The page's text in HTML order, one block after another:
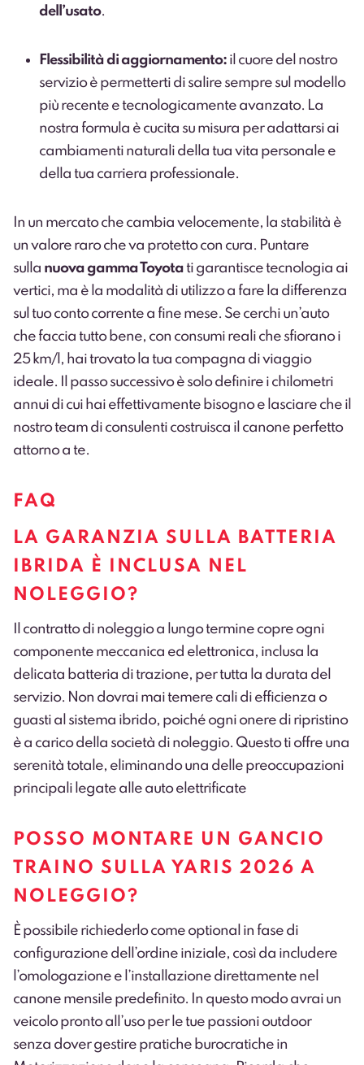
dell’usato.
Flessibilità di aggiornamento: il cuore del nostro
servizio è permetterti di salire sempre sul modello
più recente e tecnologicamente avanzato. La
nostra formula è cucita su misura per adattarsi ai
cambiamenti naturali della tua vita personale e
della tua carriera professionale.
In un mercato che cambia velocemente, la stabilità è
un valore raro che va protetto con cura. Puntare
sulla nuova gamma Toyotati garantisce tecnologia ai
vertici, ma è la modalità di utilizzo a fare la differenza
sul tuo conto corrente a fine mese. Se cerchi un’auto
che faccia tutto bene, con consumi reali che sfiorano i
25 km/l, hai trovato la tua compagna di viaggio
ideale. Il passo successivo è solo definire i chilometri
annui di cui hai effettivamente bisogno e lasciare che il
nostro team di consulenti costruisca il canone perfetto
attorno a te.
FAQ
LA GARANZIA SULLA BATTERIA
IBRIDA È INCLUSA NEL
NOLEGGIO?
Il contratto di noleggio a lungo termine copre ogni
componente meccanica ed elettronica, inclusa la
delicata batteria di trazione, per tutta la durata del
servizio. Non dovrai mai temere cali di efficienza o
guasti al sistema ibrido, poiché ogni onere di ripristino
è a carico della società di noleggio. Questo ti offre una
serenità totale, eliminando una delle preoccupazioni
principali legate alle auto elettrificate
POSSO MONTARE UN GANCIO
TRAINO SULLA YARIS 2026 A
NOLEGGIO?
È possibile richiederlo come optional in fase di
configurazione dell’ordine iniziale, così da includere
l’omologazione e l’installazione direttamente nel
canone mensile predefinito. In questo modo avrai un
veicolo pronto all’uso per le tue passioni outdoor
senza dover gestire pratiche burocratiche in